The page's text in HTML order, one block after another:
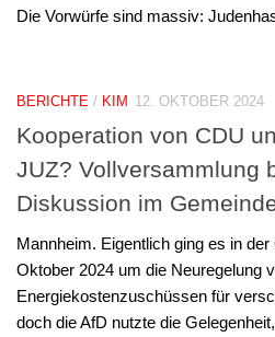
Die Vorwürfe sind massiv:
BERICHTE / KIM 12. OKTOBER 2024
Kooperation von CDU
JUZ? Vollversammlung
Diskussion im
Mannheim. Eigentlich ging es in
Oktober 2024 um die Neuregelung
Energiekostenzuschüssen für
doch die AfD nutzte die